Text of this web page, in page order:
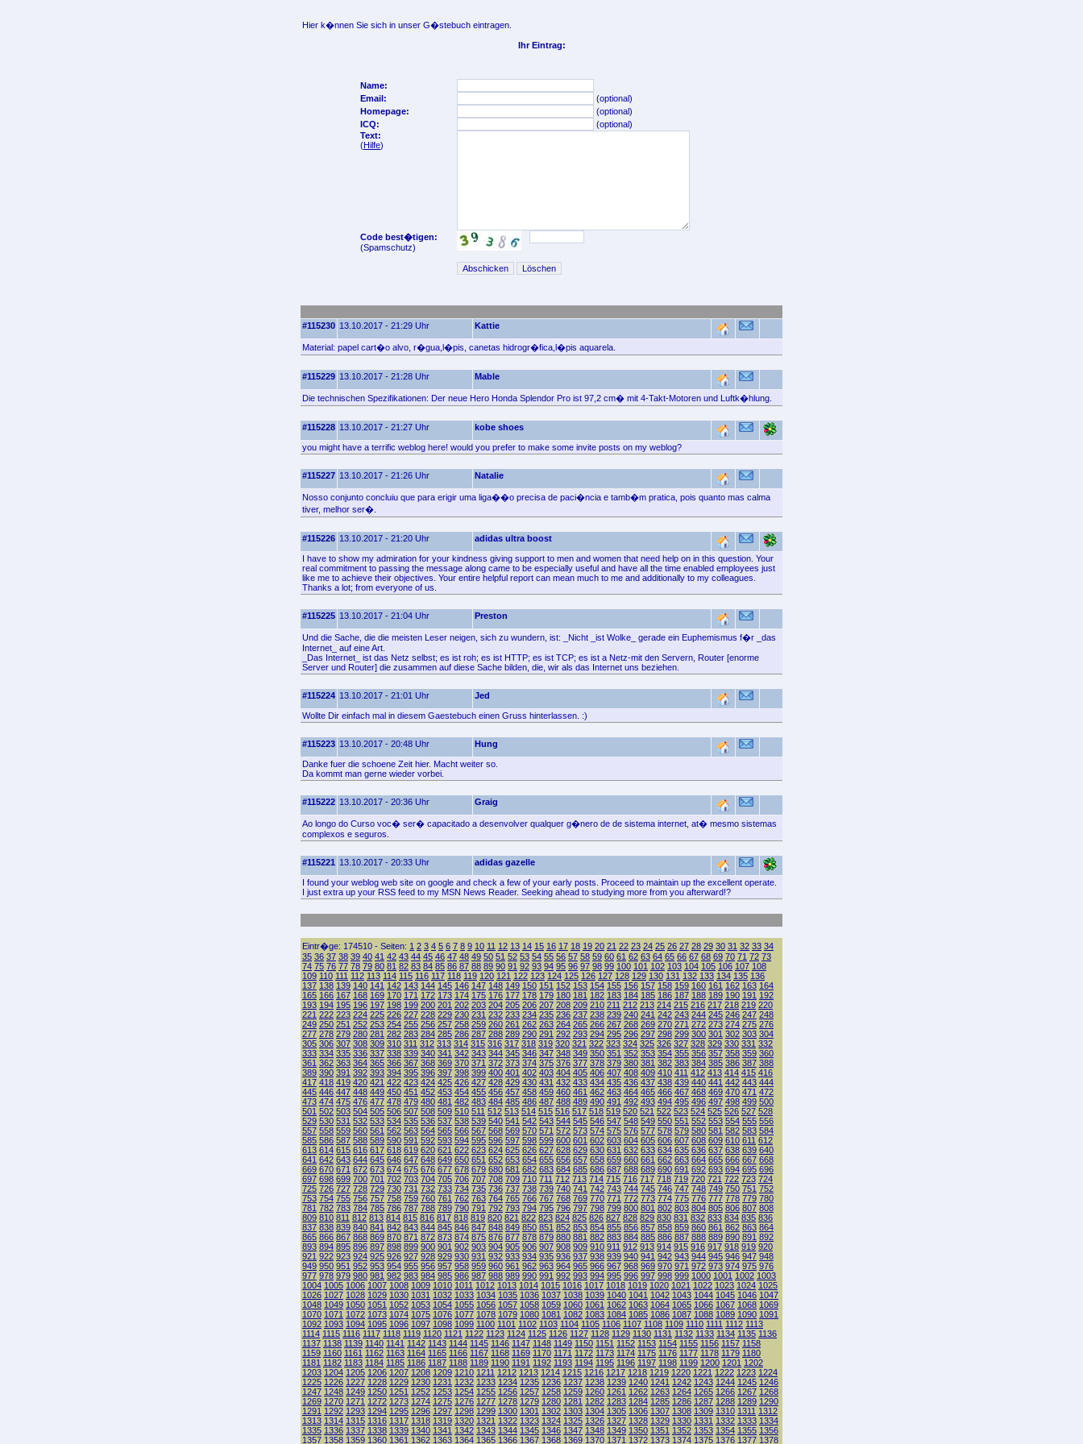
Hier k�nnen Sie sich in unser G�stebuch eintragen.
Ihr Eintrag:
Name:
Email:
(optional)
Homepage:
(optional)
ICQ:
(optional)
Text:
(Hilfe)
Code best�tigen:
(Spamschutz)
#115230 13.10.2017 - 21:29 Uhr Kattie
Material: papel cart�o alvo, r�gua,l�pis, canetas hidrogr�fica,l�pis aquarela.
#115229 13.10.2017 - 21:28 Uhr Mable
Die technischen Spezifikationen: Der neue Hero Honda Splendor Pro ist 97,2 cm� mit 4-Takt-Motoren und Luftk�hlung.
#115228 13.10.2017 - 21:27 Uhr kobe shoes
you might have a terrific weblog here! would you prefer to make some invite posts on my weblog?
#115227 13.10.2017 - 21:26 Uhr Natalie
Nosso conjunto concluiu que para erigir uma liga��o precisa de paci�ncia e tamb�m pratica, pois quanto mas calma
tiver, melhor ser�.
#115226 13.10.2017 - 21:20 Uhr adidas ultra boost
I have to show my admiration for your kindness giving support to men and women that need help on in this question. Your
real commitment to passing the message along came to be especially useful and have all the time enabled employees just
like me to achieve their objectives. Your entire helpful report can mean much to me and additionally to my colleagues.
Thanks a lot; from everyone of us.
#115225 13.10.2017 - 21:04 Uhr Preston
Und die Sache, die die meisten Leser neigen, sich zu wundern, ist: _Nicht _ist Wolke_ gerade ein Euphemismus f�r _das
Internet_ auf eine Art.
_Das Internet_ ist das Netz selbst; es ist roh; es ist HTTP; es ist TCP; es ist a Netz-mit den Servern, Router [enorme
Server und Router] die zusammen auf diese Sache bilden, die, wir als das Internet uns beziehen.
#115224 13.10.2017 - 21:01 Uhr Jed
Wollte Dir einfach mal in diesem Gaestebuch einen Gruss hinterlassen. :)
#115223 13.10.2017 - 20:48 Uhr Hung
Danke fuer die schoene Zeit hier. Macht weiter so.
Da kommt man gerne wieder vorbei.
#115222 13.10.2017 - 20:36 Uhr Graig
Ao longo do Curso voc� ser� capacitado a desenvolver qualquer g�nero de de sistema internet, at� mesmo sistemas
complexos e seguros.
#115221 13.10.2017 - 20:33 Uhr adidas gazelle
I found your weblog web site on google and check a few of your early posts. Proceed to maintain up the excellent operate.
I just extra up your RSS feed to my MSN News Reader. Seeking ahead to studying more from you afterward!?
Eintr�ge: 174510 - Seiten: 1 2 3 4 5 6 7 8 9 10 11 12 13 14 15 16 17 18 19 20 21 22 23 24 25 26 27 28 29 30 31 32 33 34
35 36 37 38 39 40 41 42 43 44 45 46 47 48 49 50 51 52 53 54 55 56 57 58 59 60 61 62 63 64 65 66 67 68 69 70 71 72 73
74 75 76 77 78 79 80 81 82 83 84 85 86 87 88 89 90 91 92 93 94 95 96 97 98 99 100 101 102 103 104 105 106 107 108
109 110 111 112 113 114 115 116 117 118 119 120 121 122 123 124 125 126 127 128 129 130 131 132 133 134 135 136
137 138 139 140 141 142 143 144 145 146 147 148 149 150 151 152 153 154 155 156 157 158 159 160 161 162 163 164
165 166 167 168 169 170 171 172 173 174 175 176 177 178 179 180 181 182 183 184 185 186 187 188 189 190 191 192
193 194 195 196 197 198 199 200 201 202 203 204 205 206 207 208 209 210 211 212 213 214 215 216 217 218 219 220
221 222 223 224 225 226 227 228 229 230 231 232 233 234 235 236 237 238 239 240 241 242 243 244 245 246 247 248
249 250 251 252 253 254 255 256 257 258 259 260 261 262 263 264 265 266 267 268 269 270 271 272 273 274 275 276
277 278 279 280 281 282 283 284 285 286 287 288 289 290 291 292 293 294 295 296 297 298 299 300 301 302 303 304
305 306 307 308 309 310 311 312 313 314 315 316 317 318 319 320 321 322 323 324 325 326 327 328 329 330 331 332
333 334 335 336 337 338 339 340 341 342 343 344 345 346 347 348 349 350 351 352 353 354 355 356 357 358 359 360
361 362 363 364 365 366 367 368 369 370 371 372 373 374 375 376 377 378 379 380 381 382 383 384 385 386 387 388
389 390 391 392 393 394 395 396 397 398 399 400 401 402 403 404 405 406 407 408 409 410 411 412 413 414 415 416
417 418 419 420 421 422 423 424 425 426 427 428 429 430 431 432 433 434 435 436 437 438 439 440 441 442 443 444
445 446 447 448 449 450 451 452 453 454 455 456 457 458 459 460 461 462 463 464 465 466 467 468 469 470 471 472
473 474 475 476 477 478 479 480 481 482 483 484 485 486 487 488 489 490 491 492 493 494 495 496 497 498 499 500
501 502 503 504 505 506 507 508 509 510 511 512 513 514 515 516 517 518 519 520 521 522 523 524 525 526 527 528
529 530 531 532 533 534 535 536 537 538 539 540 541 542 543 544 545 546 547 548 549 550 551 552 553 554 555 556
557 558 559 560 561 562 563 564 565 566 567 568 569 570 571 572 573 574 575 576 577 578 579 580 581 582 583 584
585 586 587 588 589 590 591 592 593 594 595 596 597 598 599 600 601 602 603 604 605 606 607 608 609 610 611 612
613 614 615 616 617 618 619 620 621 622 623 624 625 626 627 628 629 630 631 632 633 634 635 636 637 638 639 640
641 642 643 644 645 646 647 648 649 650 651 652 653 654 655 656 657 658 659 660 661 662 663 664 665 666 667 668
669 670 671 672 673 674 675 676 677 678 679 680 681 682 683 684 685 686 687 688 689 690 691 692 693 694 695 696
697 698 699 700 701 702 703 704 705 706 707 708 709 710 711 712 713 714 715 716 717 718 719 720 721 722 723 724
725 726 727 728 729 730 731 732 733 734 735 736 737 738 739 740 741 742 743 744 745 746 747 748 749 750 751 752
753 754 755 756 757 758 759 760 761 762 763 764 765 766 767 768 769 770 771 772 773 774 775 776 777 778 779 780
781 782 783 784 785 786 787 788 789 790 791 792 793 794 795 796 797 798 799 800 801 802 803 804 805 806 807 808
809 810 811 812 813 814 815 816 817 818 819 820 821 822 823 824 825 826 827 828 829 830 831 832 833 834 835 836
837 838 839 840 841 842 843 844 845 846 847 848 849 850 851 852 853 854 855 856 857 858 859 860 861 862 863 864
865 866 867 868 869 870 871 872 873 874 875 876 877 878 879 880 881 882 883 884 885 886 887 888 889 890 891 892
893 894 895 896 897 898 899 900 901 902 903 904 905 906 907 908 909 910 911 912 913 914 915 916 917 918 919 920
921 922 923 924 925 926 927 928 929 930 931 932 933 934 935 936 937 938 939 940 941 942 943 944 945 946 947 948
949 950 951 952 953 954 955 956 957 958 959 960 961 962 963 964 965 966 967 968 969 970 971 972 973 974 975 976
977 978 979 980 981 982 983 984 985 986 987 988 989 990 991 992 993 994 995 996 997 998 999 1000 1001 1002 1003
1004 1005 1006 1007 1008 1009 1010 1011 1012 1013 1014 1015 1016 1017 1018 1019 1020 1021 1022 1023 1024 1025
1026 1027 1028 1029 1030 1031 1032 1033 1034 1035 1036 1037 1038 1039 1040 1041 1042 1043 1044 1045 1046 1047
1048 1049 1050 1051 1052 1053 1054 1055 1056 1057 1058 1059 1060 1061 1062 1063 1064 1065 1066 1067 1068 1069
1070 1071 1072 1073 1074 1075 1076 1077 1078 1079 1080 1081 1082 1083 1084 1085 1086 1087 1088 1089 1090 1091
1092 1093 1094 1095 1096 1097 1098 1099 1100 1101 1102 1103 1104 1105 1106 1107 1108 1109 1110 1111 1112 1113
1114 1115 1116 1117 1118 1119 1120 1121 1122 1123 1124 1125 1126 1127 1128 1129 1130 1131 1132 1133 1134 1135 1136
1137 1138 1139 1140 1141 1142 1143 1144 1145 1146 1147 1148 1149 1150 1151 1152 1153 1154 1155 1156 1157 1158
1159 1160 1161 1162 1163 1164 1165 1166 1167 1168 1169 1170 1171 1172 1173 1174 1175 1176 1177 1178 1179 1180
1181 1182 1183 1184 1185 1186 1187 1188 1189 1190 1191 1192 1193 1194 1195 1196 1197 1198 1199 1200 1201 1202
1203 1204 1205 1206 1207 1208 1209 1210 1211 1212 1213 1214 1215 1216 1217 1218 1219 1220 1221 1222 1223 1224
1225 1226 1227 1228 1229 1230 1231 1232 1233 1234 1235 1236 1237 1238 1239 1240 1241 1242 1243 1244 1245 1246
1247 1248 1249 1250 1251 1252 1253 1254 1255 1256 1257 1258 1259 1260 1261 1262 1263 1264 1265 1266 1267 1268
1269 1270 1271 1272 1273 1274 1275 1276 1277 1278 1279 1280 1281 1282 1283 1284 1285 1286 1287 1288 1289 1290
1291 1292 1293 1294 1295 1296 1297 1298 1299 1300 1301 1302 1303 1304 1305 1306 1307 1308 1309 1310 1311 1312
1313 1314 1315 1316 1317 1318 1319 1320 1321 1322 1323 1324 1325 1326 1327 1328 1329 1330 1331 1332 1333 1334
1335 1336 1337 1338 1339 1340 1341 1342 1343 1344 1345 1346 1347 1348 1349 1350 1351 1352 1353 1354 1355 1356
1357 1358 1359 1360 1361 1362 1363 1364 1365 1366 1367 1368 1369 1370 1371 1372 1373 1374 1375 1376 1377 1378